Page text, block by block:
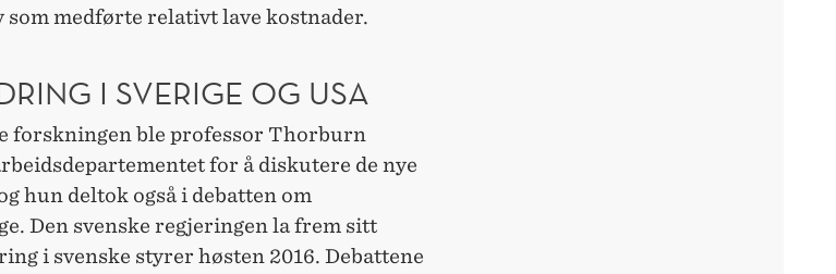
medførte relativt lave kostnader.
I SVERIGE OG USA
forskningen ble professor Thorburn
for å diskutere de nye
hun deltok også i debatten om
Den svenske regjeringen la frem sitt
i svenske styrer høsten 2016. Debattene